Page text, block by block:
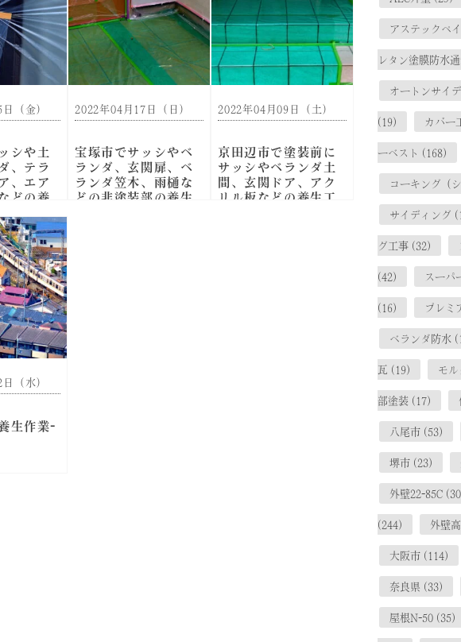
（金）
シや土
、テラ
、エア
どの養
2022年04月17日（日）
宝塚市でサッシやベ
ランダ、玄関扉、ベ
ランダ笠木、雨樋な
どの非塗装部の養生
2022年04月09日（土）
京田辺市で塗装前に
サッシやベランダ土
間、玄関ドア、アク
リル板などの養生工
（水）
生作業-
アステックペ
レタン塗膜防水
オートンサイ
(19) カバー
ーベスト (168)
コーキング（
サイディング
グ工事 (32)
(42) スーパ
(16) プレミ
ベランダ防水
瓦 (19) モル
部塗装 (17)
八尾市 (53)
堺市 (23)
外壁22-85C
(244) 外壁
大阪市 (114)
奈良県 (33)
屋根N-50 (35)